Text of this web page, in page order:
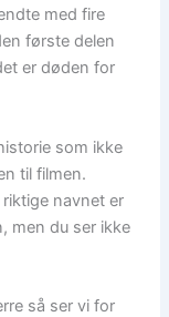
med fire
første delen
er døden for
som ikke
til filmen.
navnet er
men du ser ikke
så ser vi for